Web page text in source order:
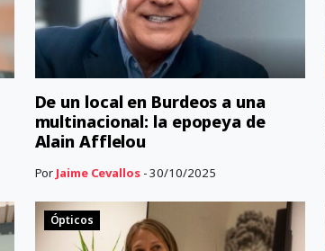
De un local en Burdeos a una
multinacional: la epopeya de
Alain Afflelou
Por Jaime Cevallos- 30/10/2025
Ópticos